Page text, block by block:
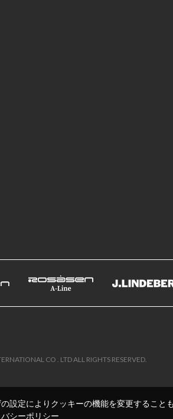
CO . LTD ALL RIGHTS RESERVED.
定によりクッキーの機能を変更するこ
シーポリシー